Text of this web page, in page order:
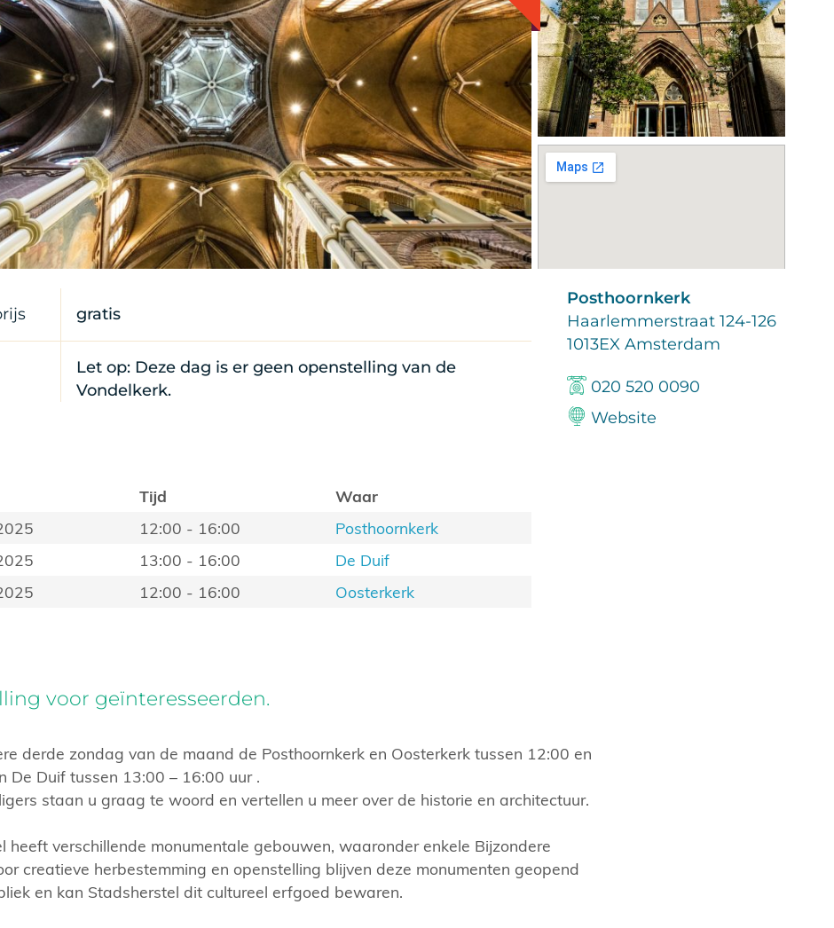
gratis
Let op: Deze dag is er geen openstelling van de
Vondelkerk.
Tijd
Waar
12:00 - 16:00
Posthoornkerk
13:00 - 16:00
De Duif
12:00 - 16:00 Oosterkerk
Posthoornkerk
Haarlemmerstraat 124-126
1013EX Amsterdam
020 520 0090
Website
voor geïnteresseerden.
derde zondag van de maand de Posthoornkerk en Oosterkerk tussen 12:00 en
De Duif tussen 13:00 – 16:00 uur .
staan u graag te woord en vertellen u meer over de historie en architectuur.
heeft verschillende monumentale gebouwen, waaronder enkele Bijzondere
creatieve herbestemming en openstelling blijven deze monumenten geopend
en kan Stadsherstel dit cultureel erfgoed bewaren.